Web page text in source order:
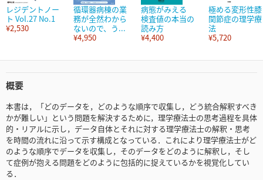
レジデントノー
ト Vol.27 No.1
¥2,530
循環器病棟の業
務が全然わから
ないので、う...
¥4,950
病態がみえる
検査値の本当の
読み方
¥4,400
極める変形性膝
関節症の理学療
法
¥5,720
概要
本書は，「どのデータを，どのような順序で収集し，どう統合解釈すべき
かが難しい」という問題を解決するために，理学療法士の思考過程を具体
的・リアルに示し，データ自体とそれに対する理学療法士の解釈・思考
を時間の流れに沿って示す構成となっている．これにより理学療法士がど
のような順序でデータを収集し，そのデータをどのように解釈し，そし
て症例が抱える問題をどのように包括的に捉えているかを視覚化してい
る．